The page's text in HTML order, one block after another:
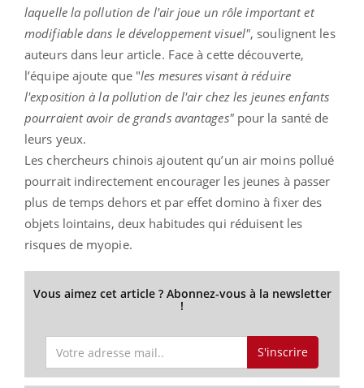
laquelle la pollution de l'air joue un rôle important et
modifiable dans le développement visuel", soulignent les
auteurs dans leur article. Face à cette découverte,
l’équipe ajoute que "les mesures visant à réduire
l'exposition à la pollution de l'air chez les jeunes enfants
pourraient avoir de grands avantages"pour la santé de
leurs yeux.
Les chercheurs chinois ajoutent qu’un air moins pollué
pourrait indirectement encourager les jeunes à passer
plus de temps dehors et par effet domino à fixer des
objets lointains, deux habitudes qui réduisent les
risques de myopie.
Vous aimez cet article ? Abonnez-vous à la newsletter
!
S'inscrire